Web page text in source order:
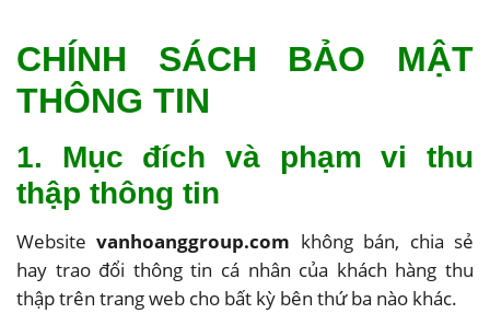
CHÍNH SÁCH BẢO MẬT
THÔNG TIN
1. Mục đích và phạm vi thu
thập thông tin
Websitevanhoanggroup.com không bán, chia sẻ
hay trao đổi thông tin cá nhân của khách hàng thu
thập trên trang web cho bất kỳ bên thứ ba nào khác.